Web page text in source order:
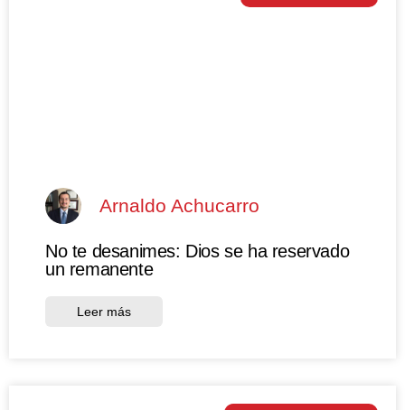
Arnaldo Achucarro
No te desanimes: Dios se ha reservado
un remanente
Leer más